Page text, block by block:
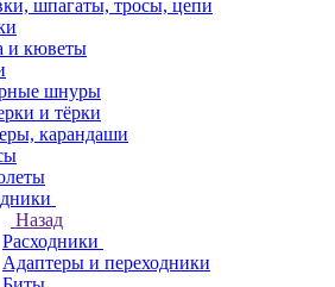
шпагаты, тросы, цепи
и кюветы
шнуры
и тёрки
карандаши
Назад
Расходники
Адаптеры и переходники